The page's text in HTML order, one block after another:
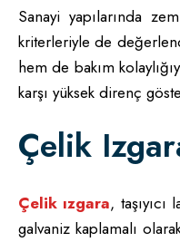
Sanayi yapılarında
kriterleriyle de
hem de bakım
karşı yüksek direnç
Çelik
Çelik ızgara,
galvaniz kaplamalı